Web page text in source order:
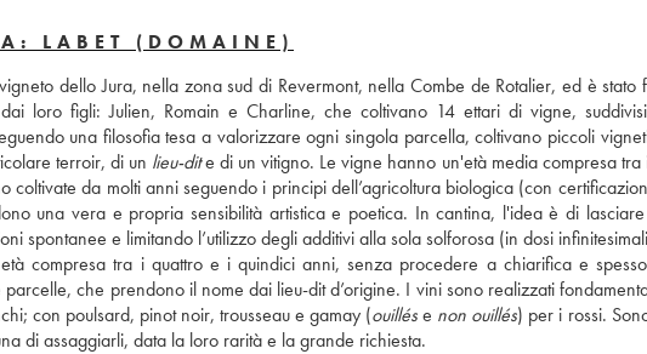
LABET (DOMAINE)
dello Jura, nella zona sud di Revermont, nella Combe de Rotalier, ed è stato
loro figli: Julien, Romain e Charline, che coltivano 14 ettari di vigne,
una filosofia tesa a valorizzare ogni singola parcella, coltivano piccoli
terroir, di un lieu-dit e di un vitigno. Le vigne hanno un'età media compresa
coltivate da molti anni seguendo i principi dell’agricoltura biologica (con
una vera e propria sensibilità artistica e poetica. In cantina, l'idea è di
spontanee e limitando l’utilizzo degli additivi alla sola solforosa (in dosi
compresa tra i quattro e i quindici anni, senza procedere a chiarifica e
che prendono il nome dai lieu-dit d’origine. I vini sono realizzati
con poulsard, pinot noir, trousseau e gamay (ouillés e non ouillés) per i rossi.
di assaggiarli, data la loro rarità e la grande richiesta.